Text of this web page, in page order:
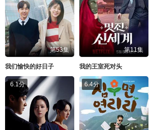
第53集
我们愉快的好日子
第11集
我的王室死对头
6.1分 6.4分